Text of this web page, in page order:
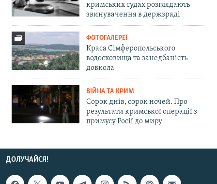
кримських судах розглядають
звинувачення в держзраді
ФОТОГАЛЕРЕЇ
Краса Сімферопольського
водосховища та занедбаність
довкола
ВІЙНА ТА КРИМ
Сорок днів, сорок ночей. Про
результати кримської операції з
примусу Росії до миру
ДОЛУЧАЙСЯ!